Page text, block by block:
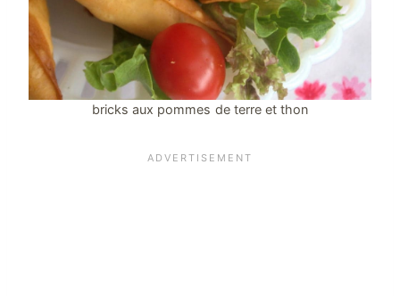
bricks aux pommes de terre et thon